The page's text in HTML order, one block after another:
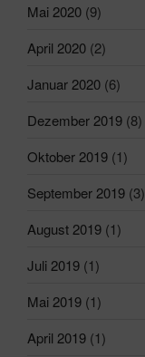
Mai 2020 (9)
April 2020 (2)
Januar 2020 (6)
Dezember 2019 (8)
Oktober 2019 (1)
September 2019 (3)
August 2019 (1)
Juli 2019 (1)
Mai 2019 (1)
April 2019 (1)